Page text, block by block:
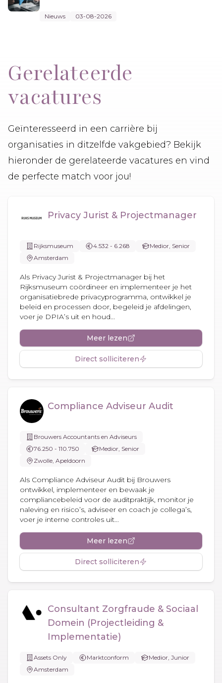
Nieuws 03-08-2026
Gerelateerde
vacatures
Geïnteresseerd in een carrière bij
organisaties in ditzelfde vakgebied? Bekijk
hieronder de gerelateerde vacatures en vind
de perfecte match voor jou!
Privacy Jurist & Projectmanager
Rijksmuseum 4.532 - 6.268
Medior, Senior
Amsterdam
Als Privacy Jurist & Projectmanager bij het
Rijksmuseum coördineer en implementeer je het
organisatiebrede privacyprogramma, ontwikkel je
beleid en processen door, begeleid je afdelingen,
voer je DPIA’s uit en houd...
Meer lezen
Direct solliciteren
Compliance Adviseur Audit
Brouwers Accountants en Adviseurs
76.250 - 110.750
Medior, Senior
Zwolle, Apeldoorn
Als Compliance Adviseur Audit bij Brouwers
ontwikkel, implementeer en bewaak je
compliancebeleid voor de auditpraktijk, monitor je
naleving en risico’s, adviseer en coach je collega’s,
voer je interne controles uit...
Meer lezen
Direct solliciteren
Consultant Zorgfraude & Sociaal
Domein (Projectleiding &
Implementatie)
Assets Only Marktconform
Medior, Junior
Amsterdam